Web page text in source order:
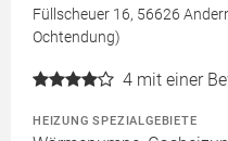
Füllscheuer 16, 56626
Ochtendung)
4 mit einer
HEIZUNG SPEZIALGEBIETE